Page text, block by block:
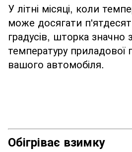
У літні місяці, коли
може досягати
градусів, шторка значно
температуру приладової
вашого автомобіля.
Обігріває взимку